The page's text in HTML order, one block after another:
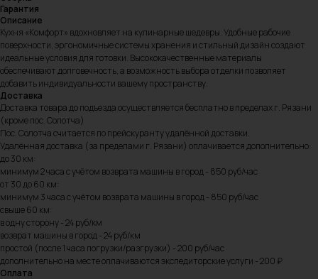
Гарантия
Описание
Кухня «Комфорт» вдохновляет на кулинарные шедевры. Удобные рабочие
поверхности, эргономичные системы хранения и стильный дизайн создают
идеальные условия для готовки. Высококачественные материалы
обеспечивают долговечность, а возможность выбора отделки позволяет
добавить индивидуальности вашему пространству.
Доставка
Доставка товара до подъезда осуществляется бесплатно в пределах г. Рязани
(кроме пос. Солотча)
Пос. Солотча считается по прейскуранту удалённой доставки.
Удалённая доставка (за пределами г. Рязани) оплачивается дополнительно:
до 30 км:
минимум 2 часа с учётом возврата машины в город - 850 руб/час
от 30 до 60 км:
минимум 3 часа с учётом возврата машины в город - 850 руб/час
свыше 60 км:
в одну сторону - 24 руб/км
возврат машины в город - 24 руб/км
простой (после 1 часа погрузки/разгрузки) - 200 руб/час
дополнительно на месте оплачиваются экспедиторские услуги - 200 ₽
Оплата